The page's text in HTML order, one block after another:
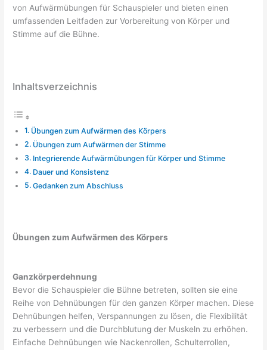
von Aufwärmübungen für Schauspieler und bieten einen
umfassenden Leitfaden zur Vorbereitung von Körper und
Stimme auf die Bühne.
Inhaltsverzeichnis
Übungen zum Aufwärmen des Körpers
Übungen zum Aufwärmen der Stimme
Integrierende Aufwärmübungen für Körper und Stimme
Dauer und Konsistenz
Gedanken zum Abschluss
Übungen zum Aufwärmen des Körpers
Ganzkörperdehnung
Bevor die Schauspieler die Bühne betreten, sollten sie eine
Reihe von Dehnübungen für den ganzen Körper machen. Diese
Dehnübungen helfen, Verspannungen zu lösen, die Flexibilität
zu verbessern und die Durchblutung der Muskeln zu erhöhen.
Einfache Dehnübungen wie Nackenrollen, Schulterrollen,